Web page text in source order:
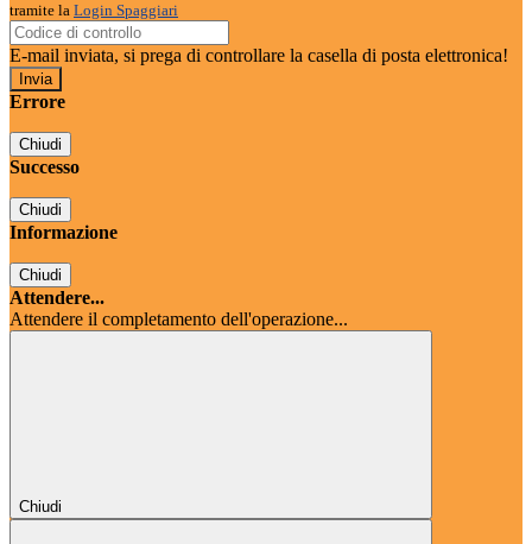
tramite la Login Spaggiari
E-mail inviata, si prega di controllare la casella di posta elettronica!
Errore
Chiudi
Successo
Chiudi
Informazione
Chiudi
Attendere...
Attendere il completamento dell'operazione...
Chiudi